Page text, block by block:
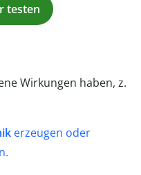
testen
Wirkungen haben, z.
erzeugen oder